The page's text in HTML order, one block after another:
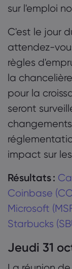
sur l'emploi
C'est le jour
attendez-
règles
la
pour la
seront
impact sur
Résultats :
Coinbase
Microsoft
Starbucks
Jeudi 31